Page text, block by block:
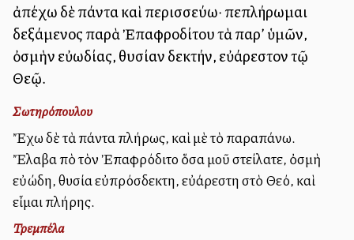
ἀπέχω δὲ πάντα καὶ περισσεύω· πεπλήρωμαι
δεξάμενος παρὰ Ἐπαφροδίτου τὰ παρ’ ὑμῶν,
ὀσμὴν εὐωδίας, θυσίαν δεκτήν, εὐάρεστον τῷ
Θεῷ.
Σωτηρόπουλου
Ἔχω δὲ τὰ πάντα πλήρως, καὶ μὲ τὸ παραπάνω.
Ἔλαβα ἀπὸ τὸν Ἐπαφρόδιτο ὅσα μοῦ στείλατε, ὀσμὴ
εὐώδη, θυσία εὐπρόσδεκτη, εὐάρεστη στὸ Θεό, καὶ
εἶμαι πλήρης.
Τρεμπέλα